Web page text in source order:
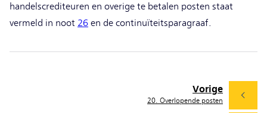
handelscrediteuren en overige te betalen posten staat
vermeld in noot 26 en de continuïteitsparagraaf.
Vorige
20. Overlopende posten